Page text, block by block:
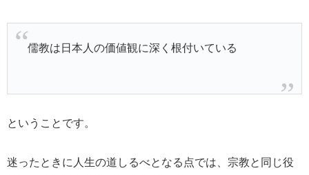
儒教は日本人の価値観に深く根付いている
ということです。
迷ったときに人生の道しるべとなる点では、宗教と同じ役